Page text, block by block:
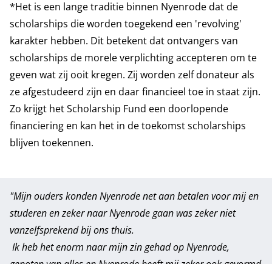
*Het is een lange traditie binnen Nyenrode dat de
scholarships die worden toegekend een 'revolving'
karakter hebben. Dit betekent dat ontvangers van
scholarships de morele verplichting accepteren om te
geven wat zij ooit kregen. Zij worden zelf donateur als
ze afgestudeerd zijn en daar financieel toe in staat zijn.
Zo krijgt het Scholarship Fund een doorlopende
financiering en kan het in de toekomst scholarships
blijven toekennen.
"Mijn ouders konden Nyenrode net aan betalen voor mij en
studeren en zeker naar Nyenrode gaan was zeker niet
vanzelfsprekend bij ons thuis.
Ik heb het enorm naar mijn zin gehad op Nyenrode,